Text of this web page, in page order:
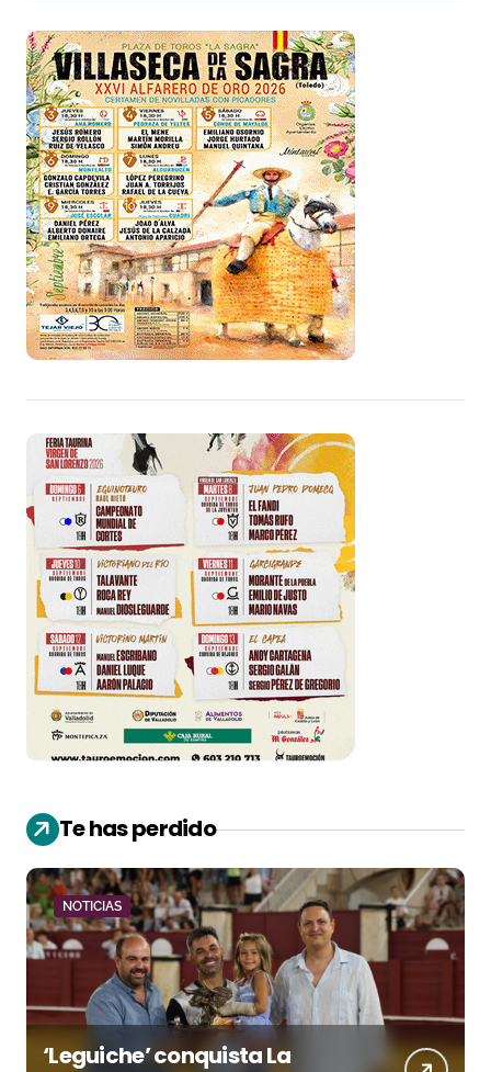
Te has perdido
NOTICIAS
‘Leguiche’ conquista La